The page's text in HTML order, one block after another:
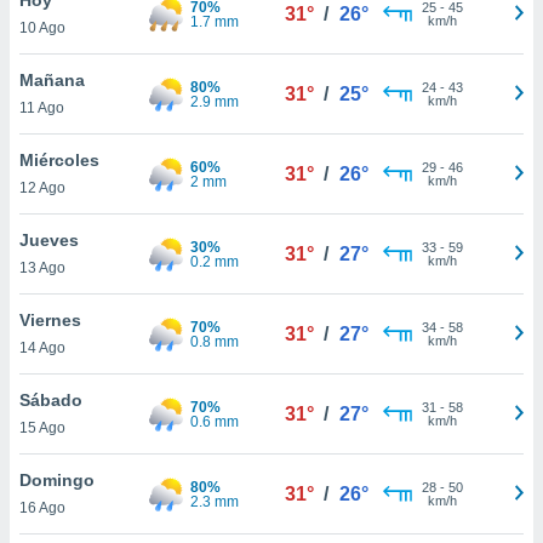
en
más
nuestra
de
cookies
aceptar
10 Ago
70%
1.7 mm
31° / 26° 25- 45
km/h
Mañana
11 Ago
80%
2.9 mm
31° / 25° 24- 43
km/h
Miércoles
12 Ago
60%
2 mm
31° / 26° 29- 46
km/h
Jueves
13 Ago
30%
0.2 mm
31° / 27° 33- 59
km/h
Viernes
14 Ago
70%
0.8 mm
31° / 27° 34- 58
km/h
Sábado
15 Ago
70%
0.6 mm
31° / 27° 31 - 58
km/h
Domingo
16 Ago
80%
2.3 mm
31° / 26° 28- 50
km/h